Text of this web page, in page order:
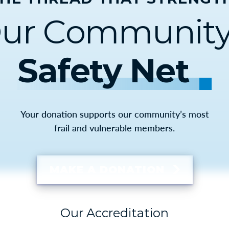
Safety Net
Your donation supports our community’s most
frail and vulnerable members.
Our Accreditation